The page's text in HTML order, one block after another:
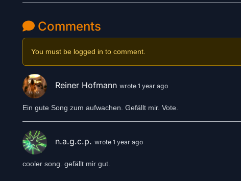
Comments
You must be logged in to comment.
Reiner Hofmann wrote 1 year ago
Ein gute Song zum aufwachen. Gefällt mir. Vote.
n.a.g.c.p. wrote 1 year ago
cooler song. gefällt mir gut.